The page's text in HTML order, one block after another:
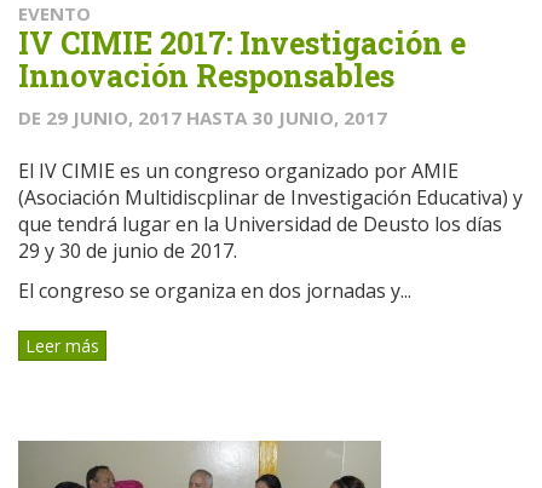
EVENTO
IV CIMIE 2017: Investigación e
Innovación Responsables
DE 29 JUNIO, 2017 HASTA 30 JUNIO, 2017
El IV CIMIE es un congreso organizado por AMIE
(Asociación Multidiscplinar de Investigación Educativa) y
que tendrá lugar en la Universidad de Deusto los días
29 y 30 de junio de 2017.
El congreso se organiza en dos jornadas y...
Leer más